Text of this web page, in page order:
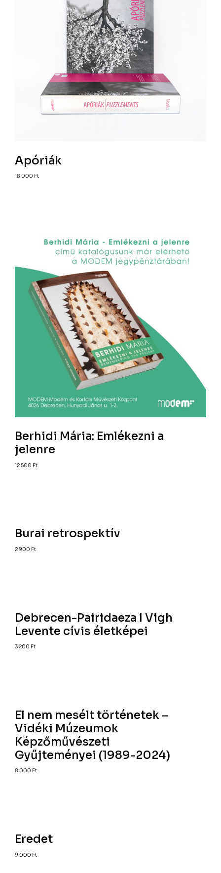
Apóriák
18 000 Ft
Berhidi Mária: Emlékezni a
jelenre
12 500 Ft
Burai retrospektív
2 900 Ft
Debrecen-Pairidaeza I Vigh
Levente cívis életképei
3 200 Ft
El nem mesélt történetek –
Vidéki Múzeumok
Képzőművészeti
Gyűjteményei (1989-2024)
8 000 Ft
Eredet
9 000 Ft